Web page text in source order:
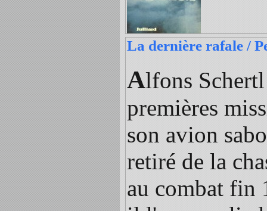
La dernière rafale /
Alfons
premières
son avion
retiré de la
au combat fin